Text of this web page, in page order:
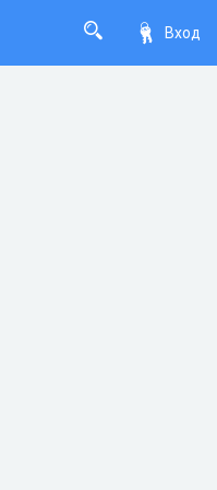
Вход